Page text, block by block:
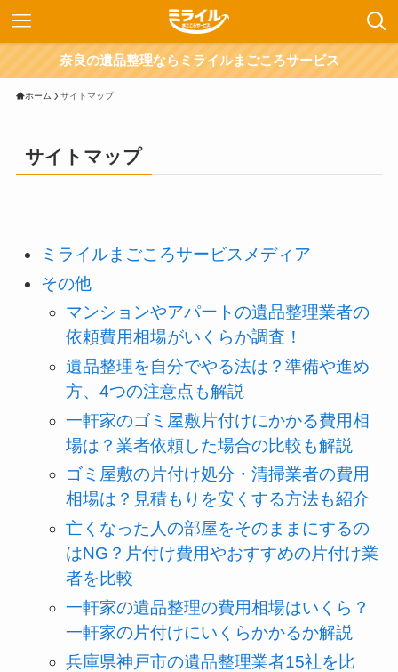
奈良の遺品整理ならミライルまごころサービス
ホーム サイトマップ
サイトマップ
ミライルまごころサービスメディア
その他
マンションやアパートの遺品整理業者の
依頼費用相場がいくらか調査！
遺品整理を自分でやる法は？準備や進め
方、4つの注意点も解説
一軒家のゴミ屋敷片付けにかかる費用相
場は？業者依頼した場合の比較も解説
ゴミ屋敷の片付け処分・清掃業者の費用
相場は？見積もりを安くする方法も紹介
亡くなった人の部屋をそのままにするの
はNG？片付け費用やおすすめの片付け業
者を比較
一軒家の遺品整理の費用相場はいくら？
一軒家の片付けにいくらかかるか解説
兵庫県神戸市の遺品整理業者15社を比